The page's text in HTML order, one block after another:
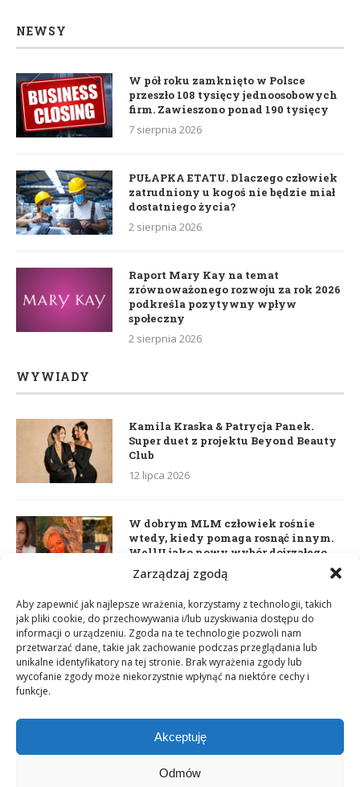
Zarządzaj zgodą
Aby zapewnić jak najlepsze wrażenia, korzystamy z technologii, takich
jak pliki cookie, do przechowywania i/lub uzyskiwania dostępu do
informacji o urządzeniu. Zgoda na te technologie pozwoli nam
przetwarzać dane, takie jak zachowanie podczas przeglądania lub
unikalne identyfikatory na tej stronie. Brak wyrażenia zgody lub
wycofanie zgody może niekorzystnie wpłynąć na niektóre cechy i
funkcje.
Akceptuję
Odmów
NEWSY
W pół roku zamknięto w Polsce
przeszło 108 tysięcy jednoosobowych
firm. Zawieszono ponad 190 tysięcy
7 sierpnia 2026
PUŁAPKA ETATU. Dlaczego człowiek
zatrudniony u kogoś nie będzie miał
dostatniego życia?
2 sierpnia 2026
Raport Mary Kay na temat
zrównoważonego rozwoju za rok 2026
podkreśla pozytywny wpływ
społeczny
2 sierpnia 2026
WYWIADY
Kamila Kraska & Patrycja Panek.
Super duet z projektu Beyond Beauty
Club
12 lipca 2026
W dobrym MLM człowiek rośnie
wtedy, kiedy pomaga rosnąć innym.
WellU jako nowy wybór dojrzałego
lidera
Daria Dudzik. Kocham Cię
17 kwietnia 2026